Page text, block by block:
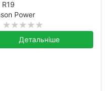
Power
Детальніше